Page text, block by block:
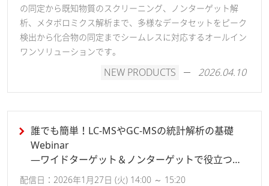
の同定から既知物質のスクリーニング、ノンターゲット解
析、メタボロミクス解析まで、多様なデータセットをピーク
検出から化合物の同定までシームレスに対応するオールイン
ワンソリューションです。
NEW PRODUCTS 2026.04.10
誰でも簡単！LC-MSやGC-MSの統計解析の基礎
Webinar
―ワイドターゲット＆ノンターゲットで役立つ最
新ソフト活用術―
配信日：2026年1月27日 (火) 14:00 ～ 15:20